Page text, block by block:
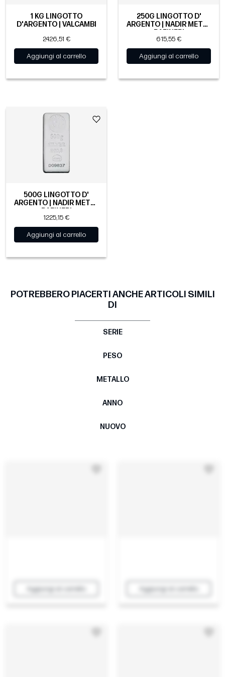
1 KG LINGOTTO
D'ARGENTO | VALCAMBI
2426,51 €
Aggiungi al carrello
250G LINGOTTO D'
ARGENTO | NADIR METAL
615,55 €
Aggiungi al carrello
500G LINGOTTO D'
ARGENTO | NADIR METAL
RAFINERI
1225,15 €
Aggiungi al carrello
POTREBBERO PIACERTI ANCHE ARTICOLI SIMILI
DI
SERIE
PESO
METALLO
ANNO
NUOVO
Aggiungi al carrello Aggiungi al carrello